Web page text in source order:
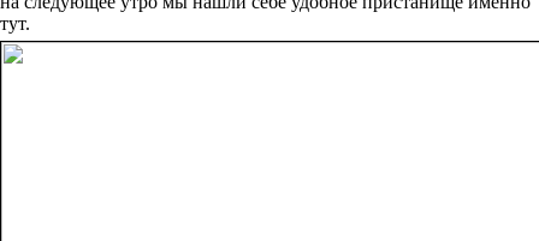
тут.